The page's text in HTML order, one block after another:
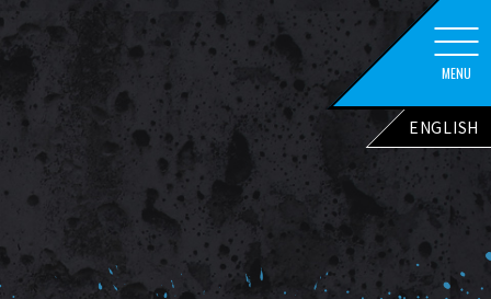
ENGLISH
MENU